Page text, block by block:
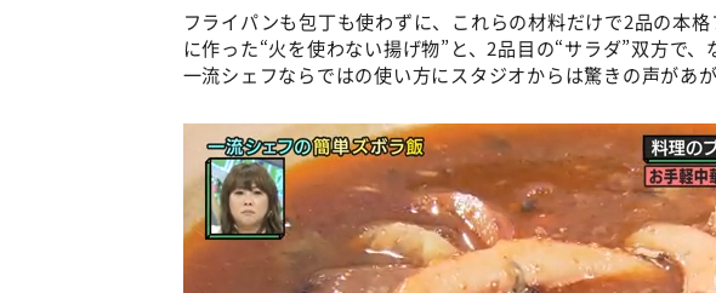
フライパンも包丁も使わずに、これらの材料だけで2品の本
に作った“火を使わない揚げ物”と、2品目の“サラダ”双方で、
一流シェフならではの使い方にスタジオからは驚きの声があが